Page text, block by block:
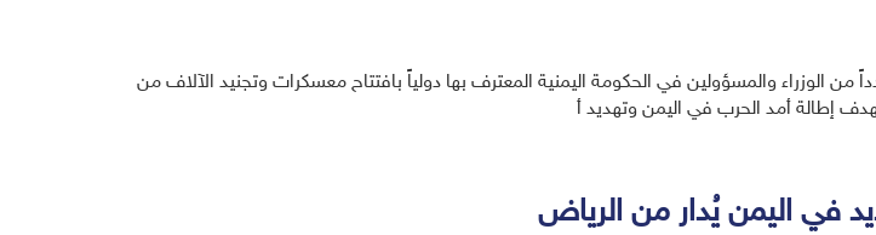
الوزراء والمسؤولين في الحكومة اليمنية المعترف بها دولياً بافتتاح معسكرات وتجنيد الآلاف من
إطالة أمد الحرب في اليمن وتهديد أ
في اليمن يُدار من الرياض